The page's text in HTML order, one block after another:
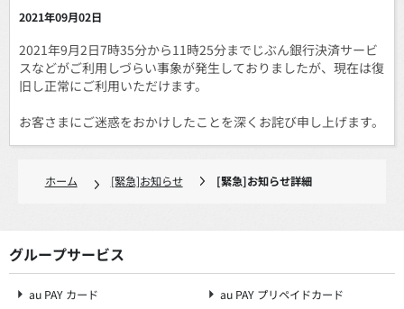
2021年09月02日
2021年9月2日7時35分から11時25分までじぶん銀行決済サービ
スなどがご利用しづらい事象が発生しておりましたが、現在は復
旧し正常にご利用いただけます。
お客さまにご迷惑をおかけしたことを深くお詫び申し上げます。
ホーム [緊急]お知らせ [緊急]お知らせ詳細
グループサービス
au PAY カード au PAY プリペイドカード